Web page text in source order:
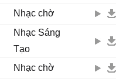
Nhạc chờ
Nhạc Sáng
Tạo
Nhạc chờ